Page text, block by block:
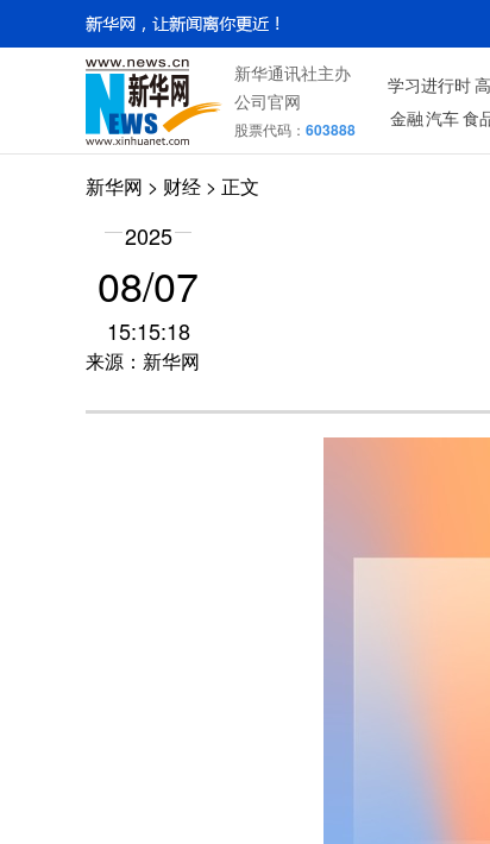
新华通讯社主办
公司官网
股票代码： 603888
学习进行时
金融 汽车 食
新华网 > 财经 > 正文
2025
08/07
15:15:18
来源：新华网